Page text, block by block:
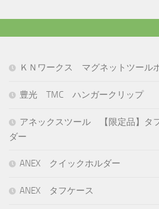
ＫＮワークス マグネットツール
豊光 TMC ハンガークリップ
アネックスツール 【限定品】タ
ダー
ANEX クイックホルダー
ANEX タフケース